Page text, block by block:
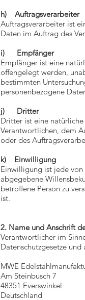
h) Auftragsverarbeiter
Auftragsverarbeiter ist
Daten im Auftrag des
i) Empfänger
Empfänger ist eine
offengelegt werden,
bestimmten
personenbezogene
j) Dritter
Dritter ist eine
Verantwortlichen, dem
oder des
k) Einwilligung
Einwilligung ist jede
abgegebene
betroffene Person zu
ist.
2. Name und Anschrift
Verantwortlicher im
Datenschutzgesetze
MWE
Am Steinbusch 7
48351 Everswinkel
Deutschland